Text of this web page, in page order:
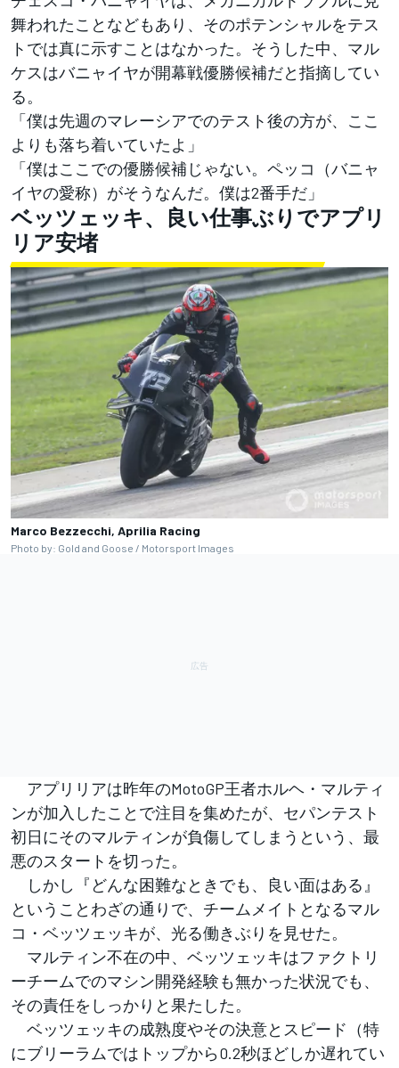
舞われたことなどもあり、そのポテンシャルをテス
トでは真に示すことはなかった。そうした中、マル
ケスはバニャイヤが開幕戦優勝候補だと指摘してい
る。
「僕は先週のマレーシアでのテスト後の方が、ここ
よりも落ち着いていたよ」
「僕はここでの優勝候補じゃない。ペッコ（バニャ
イヤの愛称）がそうなんだ。僕は2番手だ」
ベッツェッキ、良い仕事ぶりでアプリ
リア安堵
Marco Bezzecchi, Aprilia Racing
Photo by: Gold and Goose / Motorsport Images
アプリリアは昨年のMotoGP王者ホルヘ・マルティ
ンが加入したことで注目を集めたが、セパンテスト
初日にそのマルティンが負傷してしまうという、最
悪のスタートを切った。
しかし『どんな困難なときでも、良い面はある』
ということわざの通りで、チームメイトとなるマル
コ・ベッツェッキが、光る働きぶりを見せた。
マルティン不在の中、ベッツェッキはファクトリ
ーチームでのマシン開発経験も無かった状況でも、
その責任をしっかりと果たした。
ベッツェッキの成熟度やその決意とスピード（特
にブリーラムではトップから0.2秒ほどしか遅れてい